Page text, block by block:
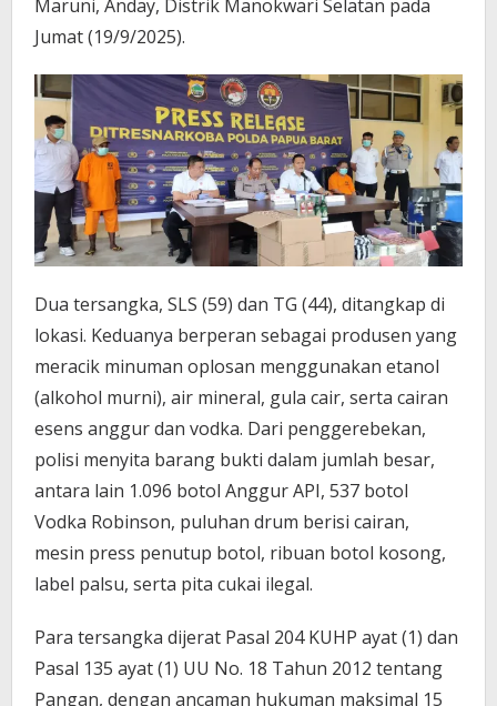
Maruni, Anday, Distrik Manokwari Selatan pada
Jumat (19/9/2025).
Dua tersangka, SLS (59) dan TG (44), ditangkap di
lokasi. Keduanya berperan sebagai produsen yang
meracik minuman oplosan menggunakan etanol
(alkohol murni), air mineral, gula cair, serta cairan
esens anggur dan vodka. Dari penggerebekan,
polisi menyita barang bukti dalam jumlah besar,
antara lain 1.096 botol Anggur API, 537 botol
Vodka Robinson, puluhan drum berisi cairan,
mesin press penutup botol, ribuan botol kosong,
label palsu, serta pita cukai ilegal.
Para tersangka dijerat Pasal 204 KUHP ayat (1) dan
Pasal 135 ayat (1) UU No. 18 Tahun 2012 tentang
Pangan, dengan ancaman hukuman maksimal 15